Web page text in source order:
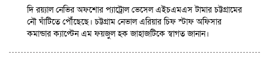
দি রয়্যাল নেভির অফশোর প্যাট্রোল ভেসেল এইচএমএস টামার চট্টগ্রামের
নৌ ঘাঁটিতে পৌঁছেছে। চট্টগ্রাম নেভাল এরিয়ার চিফ স্টাফ অফিসার
কমান্ডার ক্যাপ্টেন এম ফয়জুল হক জাহাজটিকে স্বাগত জানান।